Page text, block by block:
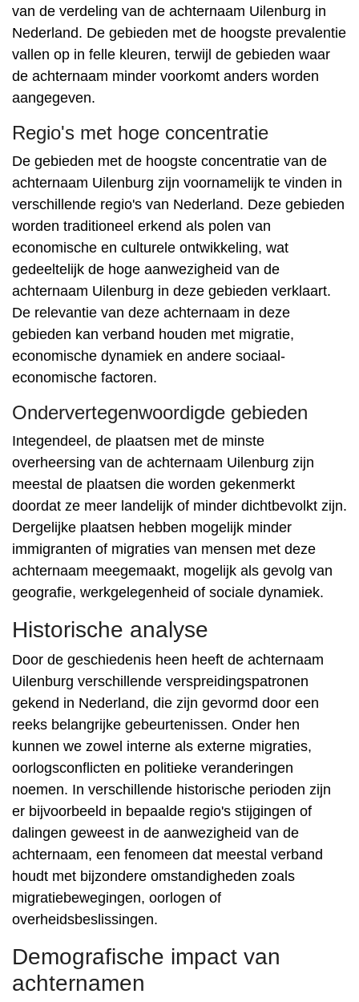
van de verdeling van de achternaam Uilenburg in
Nederland. De gebieden met de hoogste prevalentie
vallen op in felle kleuren, terwijl de gebieden waar
de achternaam minder voorkomt anders worden
aangegeven.
Regio's met hoge concentratie
De gebieden met de hoogste concentratie van de
achternaam Uilenburg zijn voornamelijk te vinden in
verschillende regio's van Nederland. Deze gebieden
worden traditioneel erkend als polen van
economische en culturele ontwikkeling, wat
gedeeltelijk de hoge aanwezigheid van de
achternaam Uilenburg in deze gebieden verklaart.
De relevantie van deze achternaam in deze
gebieden kan verband houden met migratie,
economische dynamiek en andere sociaal-
economische factoren.
Ondervertegenwoordigde gebieden
Integendeel, de plaatsen met de minste
overheersing van de achternaam Uilenburg zijn
meestal de plaatsen die worden gekenmerkt
doordat ze meer landelijk of minder dichtbevolkt zijn.
Dergelijke plaatsen hebben mogelijk minder
immigranten of migraties van mensen met deze
achternaam meegemaakt, mogelijk als gevolg van
geografie, werkgelegenheid of sociale dynamiek.
Historische analyse
Door de geschiedenis heen heeft de achternaam
Uilenburg verschillende verspreidingspatronen
gekend in Nederland, die zijn gevormd door een
reeks belangrijke gebeurtenissen. Onder hen
kunnen we zowel interne als externe migraties,
oorlogsconflicten en politieke veranderingen
noemen. In verschillende historische perioden zijn
er bijvoorbeeld in bepaalde regio's stijgingen of
dalingen geweest in de aanwezigheid van de
achternaam, een fenomeen dat meestal verband
houdt met bijzondere omstandigheden zoals
migratiebewegingen, oorlogen of
overheidsbeslissingen.
Demografische impact van
achternamen